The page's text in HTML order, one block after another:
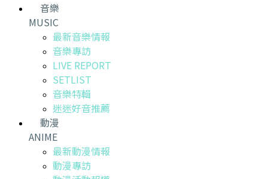
音樂
MUSIC
最新音樂情報
音樂專訪
LIVE REPORT
SETLIST
音樂特輯
迷迷好音推薦
動漫
ANIME
最新動漫情報
動漫專訪